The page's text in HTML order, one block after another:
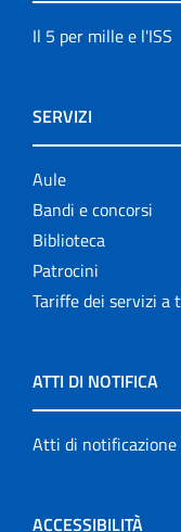
Il 5 per mille e l'ISS
SERVIZI
Aule
Bandi e concorsi
Biblioteca
Patrocini
Tariffe dei servizi a
ATTI DI NOTIFICA
Atti di notificazione
ACCESSIBILITÀ